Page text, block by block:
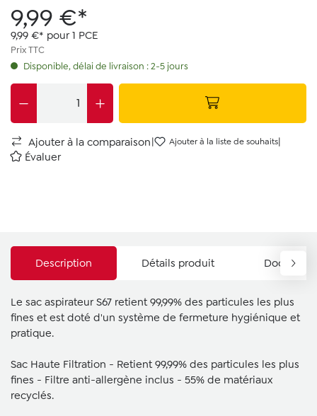
9,99 €*
9,99 €* pour 1 PCE
Prix TTC
Disponible, délai de livraison : 2-5 jours
Ajouter à la comparaison| Ajouter à la liste de souhaits|
Évaluer
Description Détails produit
Le sac aspirateur S67 retient 99,99% des particules les plus
fines et est doté d'un système de fermeture hygiénique et
pratique.
Sac Haute Filtration - Retient 99,99% des particules les plus
fines - Filtre anti-allergène inclus - 55% de matériaux
recyclés.